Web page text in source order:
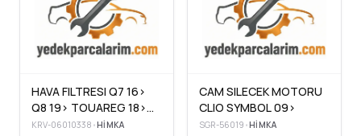
HAVA FILTRESI Q7 16>
Q8 19> TOUAREG 18>
3.0TSI TFSI
KRV-06010338 •HIMKA
CAM SILECEK MOTORU
CLIO SYMBOL 09>
SGR-56019 •HIMKA